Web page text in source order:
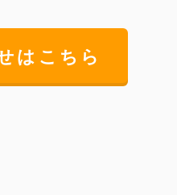
はこちら